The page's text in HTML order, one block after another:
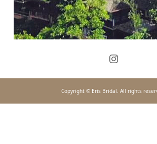
Copyright © Eris Bridal. All rights